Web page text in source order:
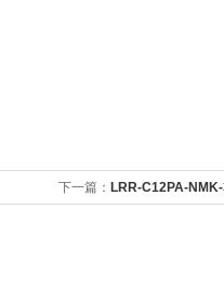
下一篇： LRR-C12PA-